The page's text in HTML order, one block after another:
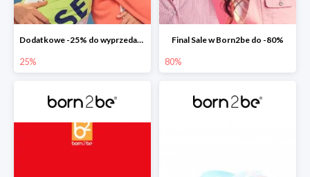
Dodatkowe -25% do wyprzedaży w Born2be
25%
Final Sale w Born2be do -80%
80%